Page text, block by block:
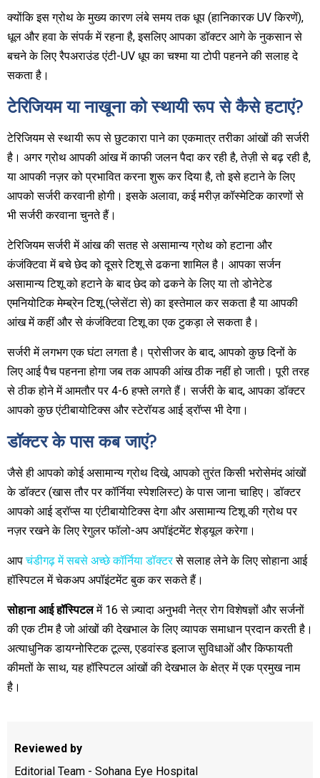
क्योंकि इस ग्रोथ के मुख्य कारण लंबे समय तक धूप (हानिकारक UV किरणें),
धूल और हवा के संपर्क में रहना है, इसलिए आपका डॉक्टर आगे के नुकसान से
बचने के लिए रैपअराउंड एंटी-UV धूप का चश्मा या टोपी पहनने की सलाह दे
सकता है।
टेरिजियम या नाखूना को स्थायी रूप से कैसे हटाएं?
टेरिजियम से स्थायी रूप से छुटकारा पाने का एकमात्र तरीका आंखों की सर्जरी
है। अगर ग्रोथ आपकी आंख में काफी जलन पैदा कर रही है, तेज़ी से बढ़ रही है,
या आपकी नज़र को प्रभावित करना शुरू कर दिया है, तो इसे हटाने के लिए
आपको सर्जरी करवानी होगी। इसके अलावा, कई मरीज़ कॉस्मेटिक कारणों से
भी सर्जरी करवाना चुनते हैं।
टेरिजियम सर्जरी में आंख की सतह से असामान्य ग्रोथ को हटाना और
कंजंक्टिवा में बचे छेद को दूसरे टिशू से ढकना शामिल है। आपका सर्जन
असामान्य टिशू को हटाने के बाद छेद को ढकने के लिए या तो डोनेटेड
एमनियोटिक मेम्ब्रेन टिशू (प्लेसेंटा से) का इस्तेमाल कर सकता है या आपकी
आंख में कहीं और से कंजंक्टिवा टिशू का एक टुकड़ा ले सकता है।
सर्जरी में लगभग एक घंटा लगता है। प्रोसीजर के बाद, आपको कुछ दिनों के
लिए आई पैच पहनना होगा जब तक आपकी आंख ठीक नहीं हो जाती। पूरी तरह
से ठीक होने में आमतौर पर 4-6 हफ्ते लगते हैं। सर्जरी के बाद, आपका डॉक्टर
आपको कुछ एंटीबायोटिक्स और स्टेरॉयड आई ड्रॉप्स भी देगा।
डॉक्टर के पास कब जाएं?
जैसे ही आपको कोई असामान्य ग्रोथ दिखे, आपको तुरंत किसी भरोसेमंद आंखों
के डॉक्टर (खास तौर पर कॉर्निया स्पेशलिस्ट) के पास जाना चाहिए। डॉक्टर
आपको आई ड्रॉप्स या एंटीबायोटिक्स देगा और असामान्य टिशू की ग्रोथ पर
नज़र रखने के लिए रेगुलर फॉलो-अप अपॉइंटमेंट शेड्यूल करेगा।
आपचंडीगढ़ में सबसे अच्छे कॉर्निया डॉक्टरसे सलाह लेने के लिए सोहाना आई
हॉस्पिटल में चेकअप अपॉइंटमेंट बुक कर सकते हैं।
सोहाना आई हॉस्पिटलमें 16 से ज़्यादा अनुभवी नेत्र रोग विशेषज्ञों और सर्जनों
की एक टीम है जो आंखों की देखभाल के लिए व्यापक समाधान प्रदान करती है।
अत्याधुनिक डायग्नोस्टिक टूल्स, एडवांस्ड इलाज सुविधाओं और किफायती
कीमतों के साथ, यह हॉस्पिटल आंखों की देखभाल के क्षेत्र में एक प्रमुख नाम
है।
Reviewed by
Editorial Team - Sohana Eye Hospital